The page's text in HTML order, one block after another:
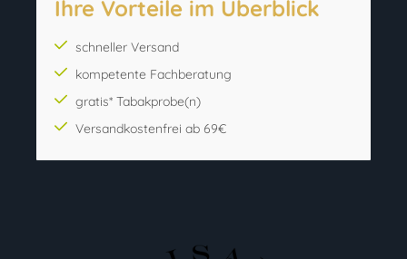
Ihre Vorteile im Überblick
schneller Versand
kompetente Fachberatung
gratis* Tabakprobe(n)
Versandkostenfrei ab 69€